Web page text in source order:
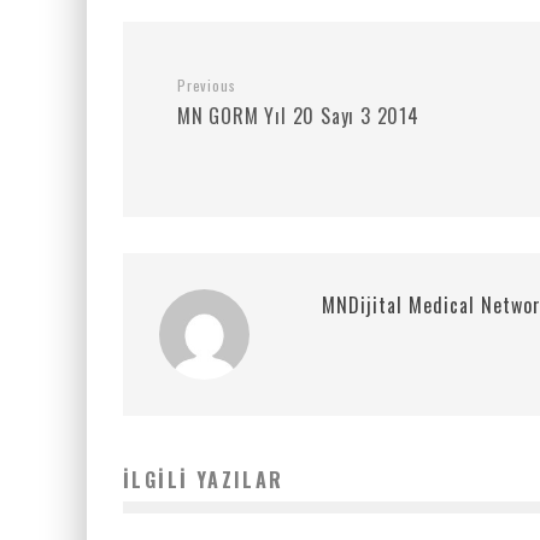
Previous
MN GORM Yıl 20 Sayı 3 2014
MNDijital Medical
İLGILI YAZILAR